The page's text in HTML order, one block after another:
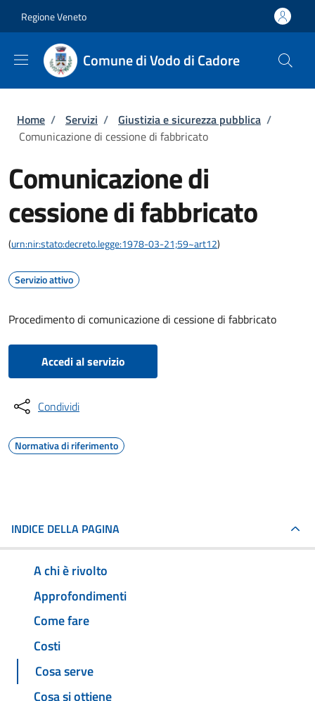
Regione Veneto
Comune di Vodo di Cadore
Briciole di pane
Home / Servizi / Giustizia e sicurezza pubblica /
Comunicazione di cessione di fabbricato
Comunicazione di
cessione di fabbricato
(urn:nir:stato:decreto.legge:1978-03-21;59~art12)
Servizio attivo
Procedimento di comunicazione di cessione di fabbricato
Accedi al servizio
Condividi
Normativa di riferimento
INDICE DELLA PAGINA
A chi è rivolto
Approfondimenti
Come fare
Costi
Cosa serve
Cosa si ottiene